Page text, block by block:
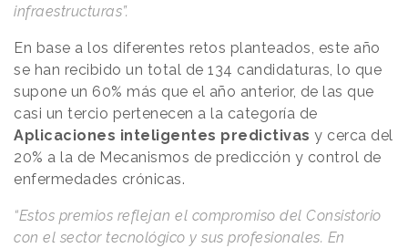
infraestructuras”.
En base a los diferentes retos planteados, este año
se han recibido un total de 134 candidaturas, lo que
supone un 60% más que el año anterior, de las que
casi un tercio pertenecen a la categoría de
Aplicaciones inteligentes predictivas y cerca del
20% a la de Mecanismos de predicción y control de
enfermedades crónicas.
“Estos premios reflejan el compromiso del Consistorio
con el sector tecnológico y sus profesionales. En